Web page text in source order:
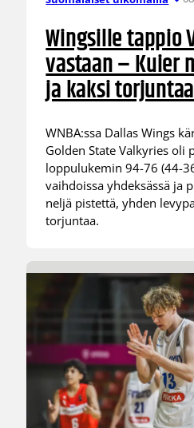
Wingsille tappio
vastaan – Kuier
ja kaksi torjuntaa
WNBA:ssa Dallas Wings
Golden State Valkyries oli
loppulukemin 94-76 (44-
vaihdoissa yhdeksässä ja
neljä pistettä, yhden
torjuntaa.